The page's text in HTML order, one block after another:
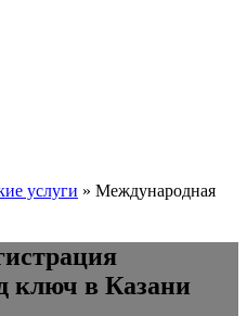
услуги » Международная
ключ в Казани